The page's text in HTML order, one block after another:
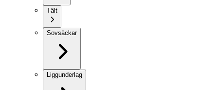
Tält
Sovsäckar
Liggunderlag